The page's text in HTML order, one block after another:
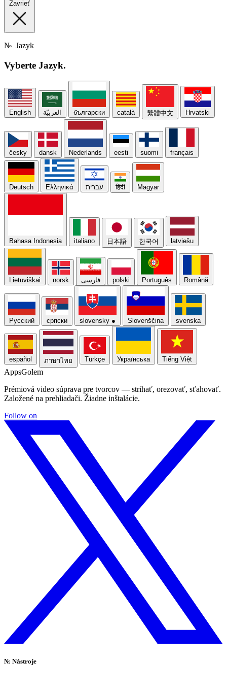
Zavrieť
№ Jazyk
Vyberte Jazyk.
English العربيّة български català 繁體中文 Hrvatski
česky dansk Nederlands eesti suomi français
Deutsch Ελληνικά עברית हिंदी Magyar
Bahasa Indonesia italiano 日本語 한국어 latviešu
Lietuviškai norsk فارسی polski Português Română
Русский српски slovensky ● Slovenščina svenska
español ภาษาไทย Türkçe Українська Tiếng Việt
AppsGolem
Prémiová video súprava pre tvorcov — strihať, orezovať, sťahovať.
Založené na prehliadači. Žiadne inštalácie.
Follow on
№ Nástroje